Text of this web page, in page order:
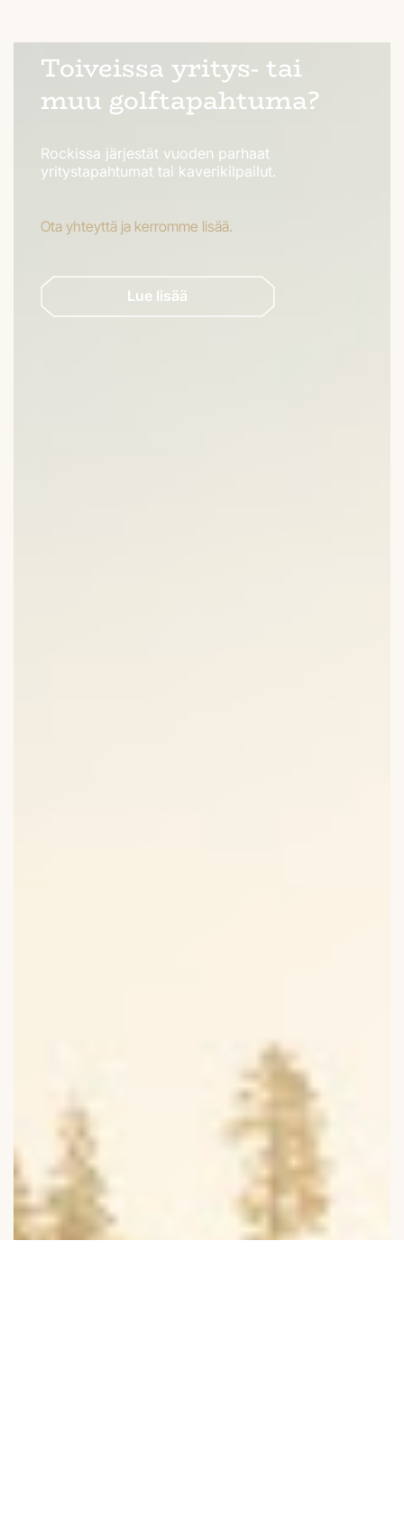
Toiveissa yritys- tai
muu golftapahtuma?
Rockissa järjestät vuoden parhaat
yritystapahtumat tai kaverikilpailut.
Ota yhteyttä ja kerromme lisää.
Lue lisää